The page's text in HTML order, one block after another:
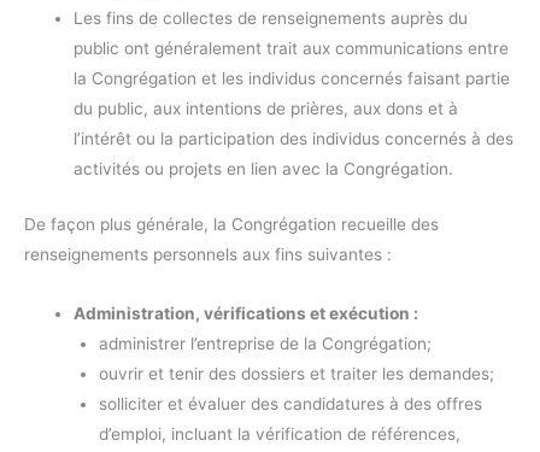
Les fins de collectes de renseignements auprès du
public ont généralement trait aux communications entre
la Congrégation et les individus concernés faisant partie
du public, aux intentions de prières, aux dons et à
l’intérêt ou la participation des individus concernés à des
activités ou projets en lien avec la Congrégation.
De façon plus générale, la Congrégation recueille des
renseignements personnels aux fins suivantes :
Administration, vérifications et exécution :
administrer l’entreprise de la Congrégation;
ouvrir et tenir des dossiers et traiter les demandes;
solliciter et évaluer des candidatures à des offres
d’emploi, incluant la vérification de références,